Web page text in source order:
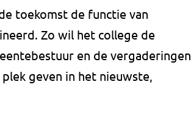
toekomst de functie van
Zo wil het college de
en de vergaderingen
geven in het nieuwste,